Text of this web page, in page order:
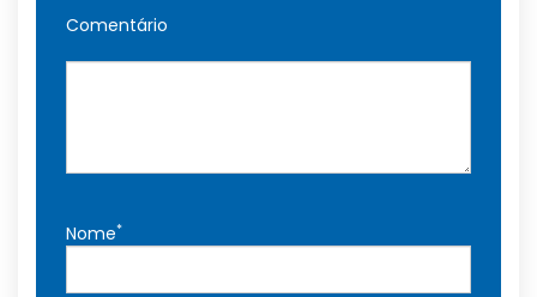
Comentário
Nome*